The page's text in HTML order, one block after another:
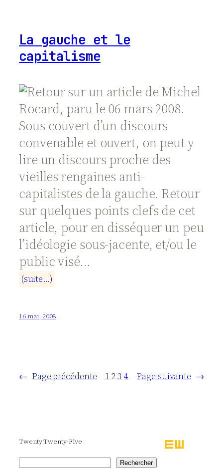
La gauche et le
capitalisme
Retour sur un article de Michel
Rocard, paru le 06 mars 2008.
Sous couvert d’un discours
convenable et ouvert, on peut y
lire un discours proche des
vieilles rengaines anti-
capitalistes de la gauche. Retour
sur quelques points clefs de cet
article, pour en disséquer un peu
l’idéologie sous-jacente, et/ou le
public visé…
(suite…)
16 mai, 2008
← Page précédente 1 23 4 Page suivante →
Twenty Twenty-Five
Rechercher Rechercher